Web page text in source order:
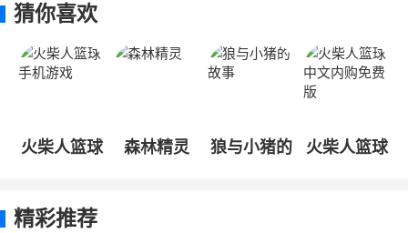
猜你喜欢
火柴人篮球
森林精灵
狼与小猪的
火柴人篮球
精彩推荐